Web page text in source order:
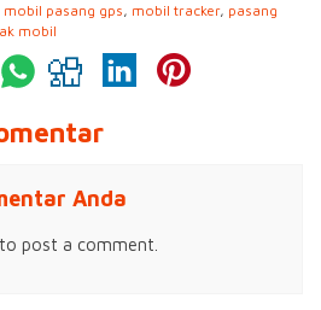
mobil pasang gps, mobil tracker, pasang
mobil
Anda
to post a comment.